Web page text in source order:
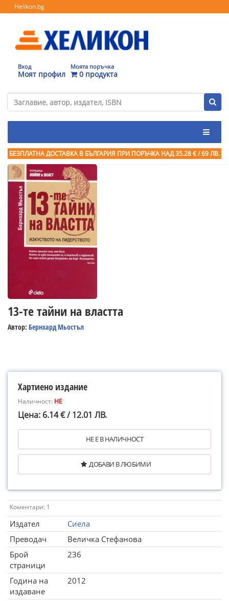
Helikon.bg
Вход
Моят профил
Моята поръчка
0 продукта
БЕЗПЛАТНА ДОСТАВКА В БЪЛГАРИЯ ПРИ ПОРЪЧКА НАД 35.28 € / 69 ЛВ.
13-те тайни на властта
Автор: Бернхард Мьостъл
Хартиено издание
Наличност: НЕ
Цена: 6.14 € / 12.01 ЛВ.
НЕ Е В НАЛИЧНОСТ
ДОБАВИ В ЛЮБИМИ
Коментари: 1
Издател
Сиела
Преводач
Величка Стефанова
Брой
страници
236
Година на
издаване
2012